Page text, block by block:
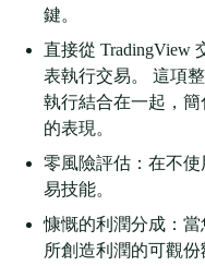
鍵。
直接從 TradingView
表執行交易。 這項
執行結合在一起，
的表現。
零風險評估：在不
易技能。
慷慨的利潤分成：
所創造利潤的可觀